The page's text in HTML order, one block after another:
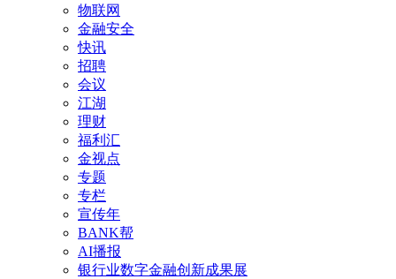
物联网
金融安全
快讯
招聘
会议
江湖
理财
福利汇
金视点
专题
专栏
宣传年
BANK帮
AI播报
银行业数字金融创新成果展